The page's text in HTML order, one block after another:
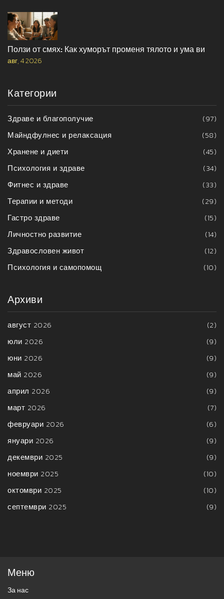
Ползи от смях: Как хуморът променя тялото и ума ви
авг, 4 2026
Категории
Здраве и благополучие
(97)
Майндфулнес и релаксация
(58)
Хранене и диети
(45)
Психология и здраве
(34)
Фитнес и здраве
(33)
Терапии и методи
(29)
Гастро здраве
(15)
Личностно развитие
(14)
Здравословен живот
(12)
Психология и самопомощ
(10)
Архиви
август 2026
(2)
юли 2026
(9)
юни 2026
(9)
май 2026
(9)
април 2026
(9)
март 2026
(7)
февруари 2026
(6)
януари 2026
(9)
декември 2025
(9)
ноември 2025
(10)
октомври 2025
(10)
септември 2025
(9)
Меню
За нас